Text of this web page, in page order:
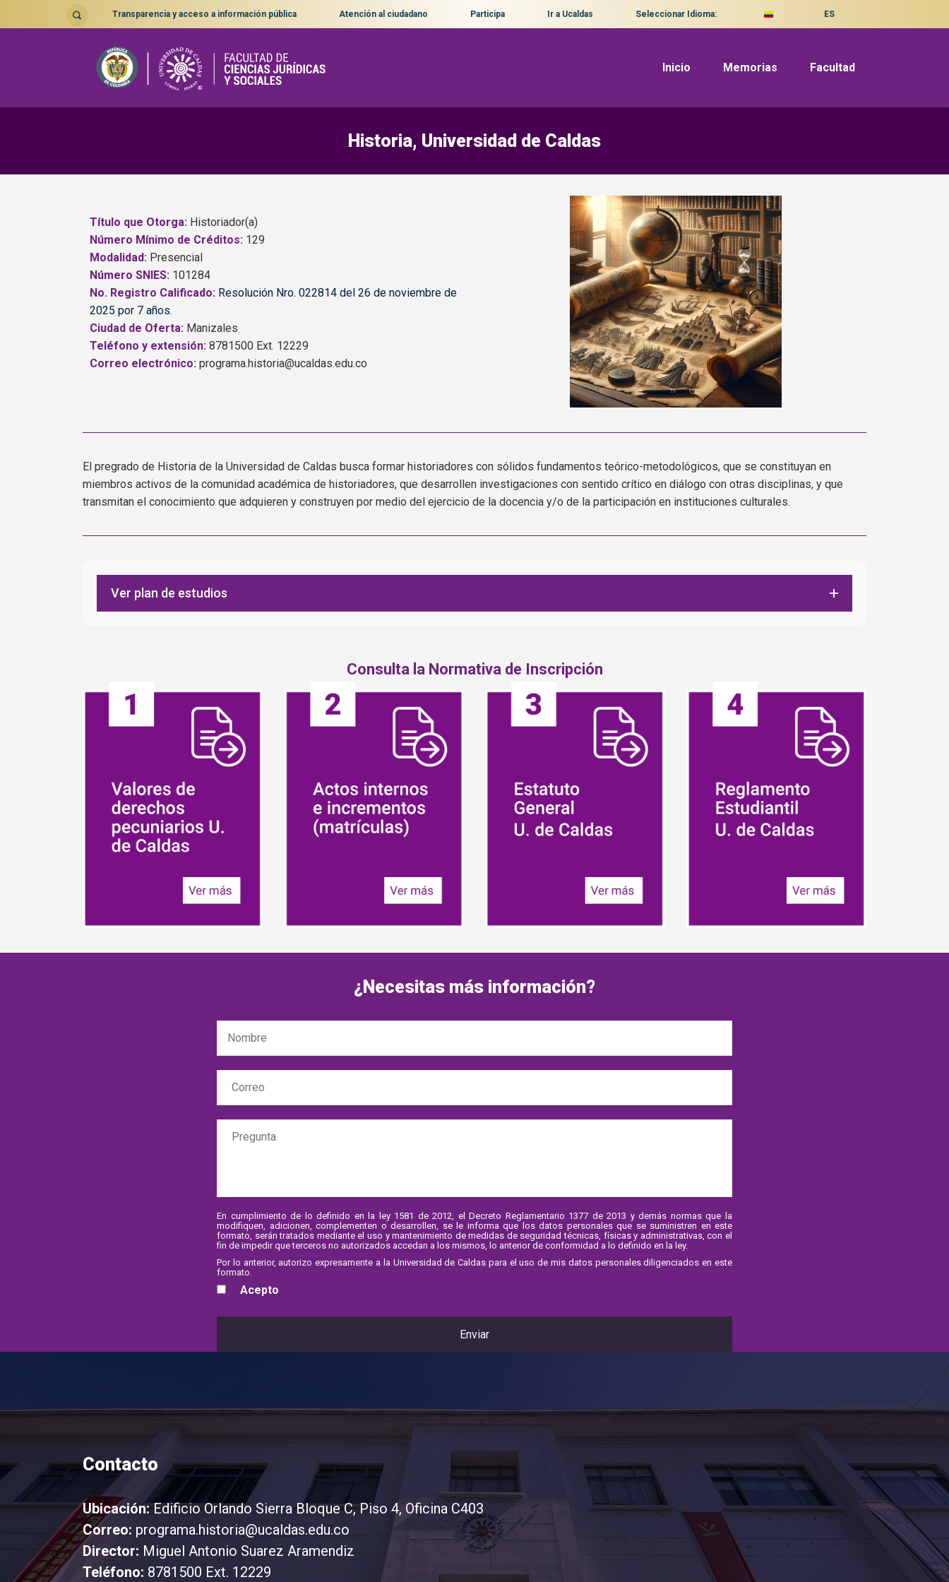
Transparencia y acceso a información pública Atención al ciudadano Participa Ir a Ucaldas Seleccionar Idioma: ES
Inicio Memorias Facultad
Historia, Universidad de Caldas
Título que Otorga: Historiador(a)
Número Mínimo de Créditos: 129
Modalidad: Presencial
Número SNIES: 101284
No. Registro Calificado: Resolución Nro. 022814 del 26 de noviembre de
2025 por 7 años.
Ciudad de Oferta: Manizales
Teléfono y extensión: 8781500 Ext. 12229
Correo electrónico: programa.historia@ucaldas.edu.co
El pregrado de Historia de la Universidad de Caldas busca formar historiadores con sólidos fundamentos teórico-metodológicos, que se constituyan en
miembros activos de la comunidad académica de historiadores, que desarrollen investigaciones con sentido crítico en diálogo con otras disciplinas, y que
transmitan el conocimiento que adquieren y construyen por medio del ejercicio de la docencia y/o de la participación en instituciones culturales.
Ver plan de estudios
Consulta la Normativa de Inscripción
¿Necesitas más información?
En cumplimiento de lo definido en la ley 1581 de 2012, el Decreto Reglamentario 1377 de 2013 y demás normas que la
modifiquen, adicionen, complementen o desarrollen, se le informa que los datos personales que se suministren en este
formato, serán tratados mediante el uso y mantenimiento de medidas de seguridad técnicas, físicas y administrativas, con el
fin de impedir que terceros no autorizados accedan a los mismos, lo anterior de conformidad a lo definido en la ley.
Por lo anterior, autorizo expresamente a la Universidad de Caldas para el uso de mis datos personales diligenciados en este
formato.
Acepto
Contacto
Ubicación:Edificio Orlando Sierra Bloque C, Piso 4, Oficina C403
Correo: programa.historia@ucaldas.edu.co
Director: Miguel Antonio Suarez Aramendiz
Teléfono: 8781500 Ext. 12229